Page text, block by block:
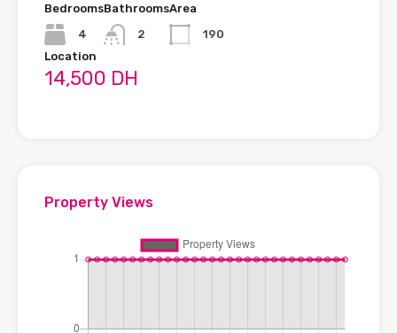
Bedrooms
4
Bathrooms
2
Area
190
Location
14,500 DH
Property Views